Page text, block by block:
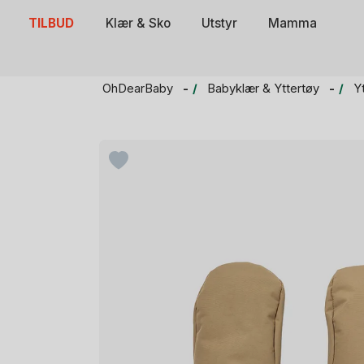
TILBUD Klær & Sko Utstyr Mamma
OhDearBaby Babyklær & Yttertøy